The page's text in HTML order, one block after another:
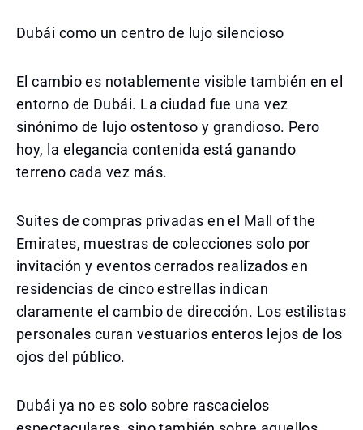
Dubái como un centro de lujo silencioso
El cambio es notablemente visible también en el
entorno de Dubái. La ciudad fue una vez
sinónimo de lujo ostentoso y grandioso. Pero
hoy, la elegancia contenida está ganando
terreno cada vez más.
Suites de compras privadas en el Mall of the
Emirates, muestras de colecciones solo por
invitación y eventos cerrados realizados en
residencias de cinco estrellas indican
claramente el cambio de dirección. Los estilistas
personales curan vestuarios enteros lejos de los
ojos del público.
Dubái ya no es solo sobre rascacielos